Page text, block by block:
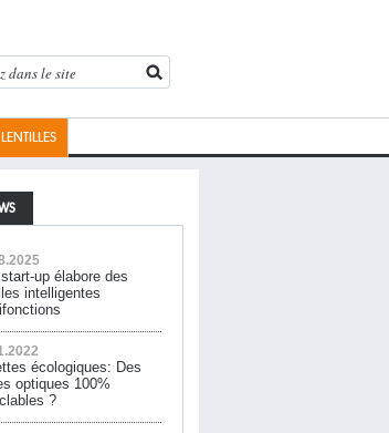
up élabore des
intelligentes
écologiques: Des
optiques 100%
?